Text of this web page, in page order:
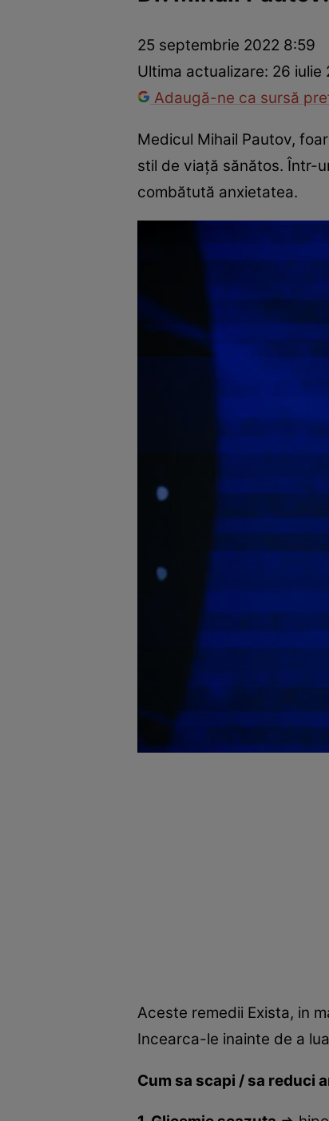
Prevenție și tratamentRemedii naturisteMedicii
25 septembrie 2022 8:59
Ultima actualizare: 26 iulie
Adaugă-ne ca sursă
Medicul Mihail Pautov,
stil de viaţă sănătos. Într-
combătută anxietatea.
Aceste remedii Exista, in
Incearca-le inainte de a
Cum sa scapi / sa reduci